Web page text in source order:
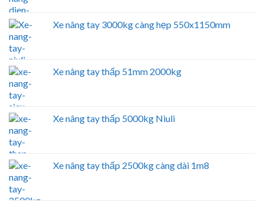
Xe nâng tay 3000kg càng hẹp 550x1150mm
Xe nâng tay thấp 51mm 2000kg
Xe nâng tay thấp 5000kg Niuli
Xe nâng tay thấp 2500kg càng dài 1m8